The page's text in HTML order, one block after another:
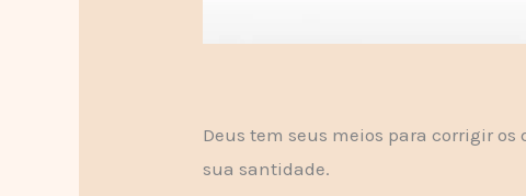
Deus tem seus meios para corrigir
sua santidade.